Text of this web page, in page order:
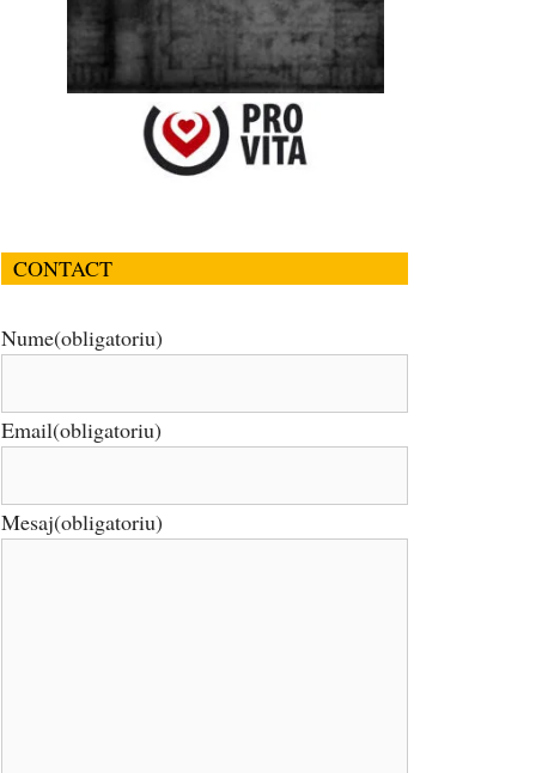
CONTACT
Nume(obligatoriu)
Email(obligatoriu)
Mesaj(obligatoriu)